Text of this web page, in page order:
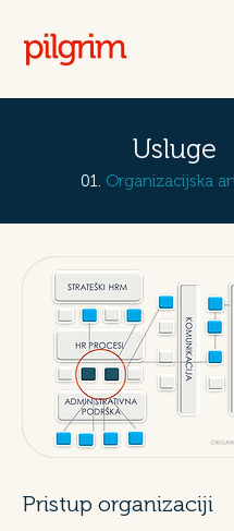
Usluge
01. Organizacijska
Pristup organizaciji